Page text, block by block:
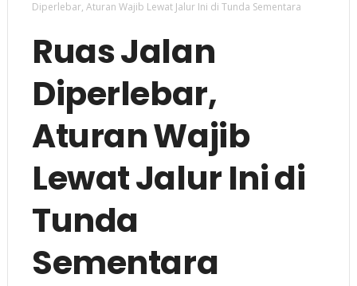
Diperlebar, Aturan Wajib Lewat Jalur Ini di Tunda Sementara
Ruas Jalan
Diperlebar,
Aturan Wajib
Lewat Jalur Ini di
Tunda
Sementara